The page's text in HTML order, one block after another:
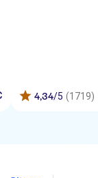
4,34/5 (1719)